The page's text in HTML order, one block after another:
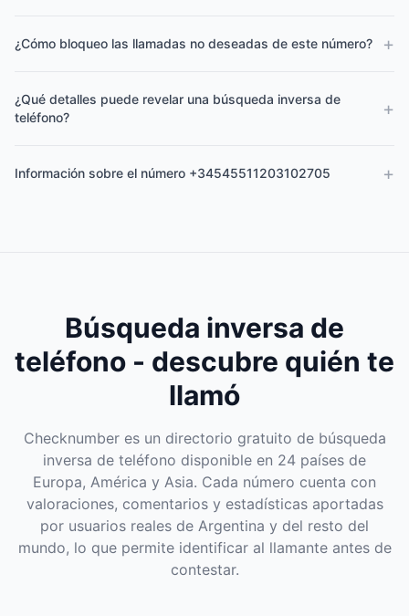
¿Cómo bloqueo las llamadas no deseadas de este número? +
¿Qué detalles puede revelar una búsqueda inversa de
teléfono?
+
Información sobre el número +34545511203102705 +
Búsqueda inversa de
teléfono - descubre quién te
llamó
Checknumber es un directorio gratuito de búsqueda
inversa de teléfono disponible en 24 países de
Europa, América y Asia. Cada número cuenta con
valoraciones, comentarios y estadísticas aportadas
por usuarios reales de Argentina y del resto del
mundo, lo que permite identificar al llamante antes de
contestar.